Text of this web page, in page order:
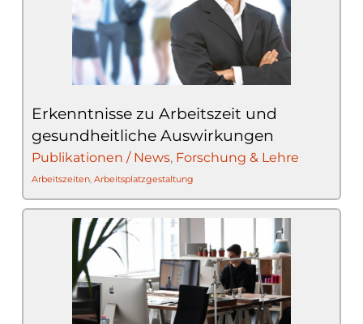
Erkenntnisse zu Arbeitszeit und
gesundheitliche Auswirkungen
Publikationen / News, Forschung & Lehre
Arbeitszeiten, Arbeitsplatzgestaltung